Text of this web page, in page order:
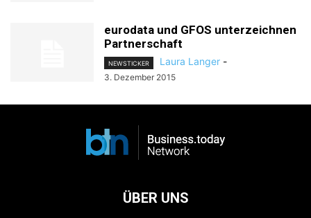
eurodata und GFOS unterzeichnen
Partnerschaft
NEWSTICKER Laura Langer -
3. Dezember 2015
ÜBER UNS